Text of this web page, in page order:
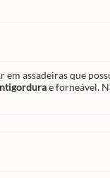
assadeiras que
e forneável.